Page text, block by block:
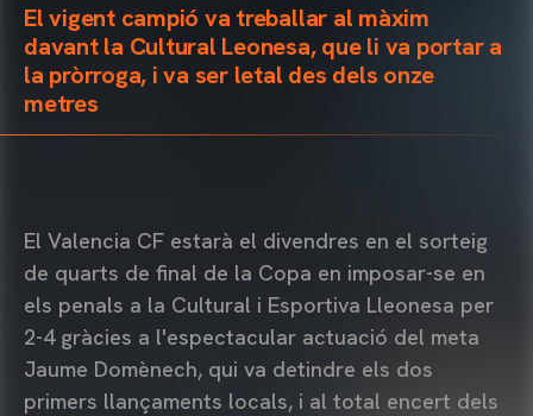
El vigent campió va treballar al màxim
davant la Cultural Leonesa, que li va portar a
la pròrroga, i va ser letal des dels onze
metres
El Valencia CF estarà el divendres en el sorteig
de quarts de final de la Copa en imposar-se en
els penals a la Cultural i Esportiva Lleonesa per
2-4 gràcies a l'espectacular actuació del meta
Jaume Domènech, qui va detindre els dos
primers llançaments locals, i al total encert dels